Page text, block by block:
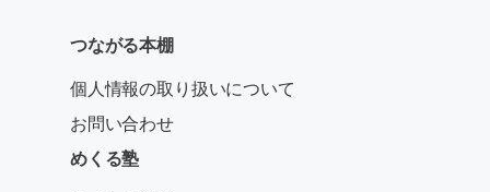
つながる本棚
個人情報の取り扱いについて
お問い合わせ
めくる塾